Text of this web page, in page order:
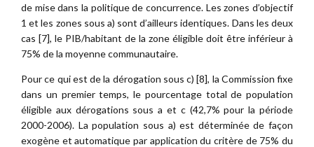
de mise dans la politique de concurrence. Les zones d’objectif
1 et les zones sous a) sont d’ailleurs identiques. Dans les deux
cas [7], le PIB/habitant de la zone éligible doit être inférieur à
75% de la moyenne communautaire.
Pour ce qui est de la dérogation sous c) [8], la Commission fixe
dans un premier temps, le pourcentage total de population
éligible aux dérogations sous a et c (42,7% pour la période
2000-2006). La population sous a) est déterminée de façon
exogène et automatique par application du critère de 75% du